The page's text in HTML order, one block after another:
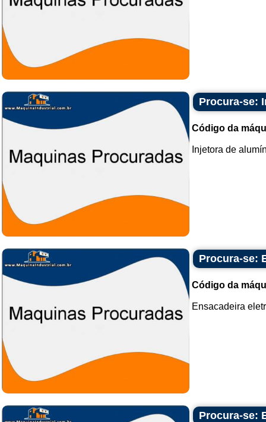
Procura-se:
Código da
Injetora de
Procura-se:
Código da
Ensacadeira
Procura-se: